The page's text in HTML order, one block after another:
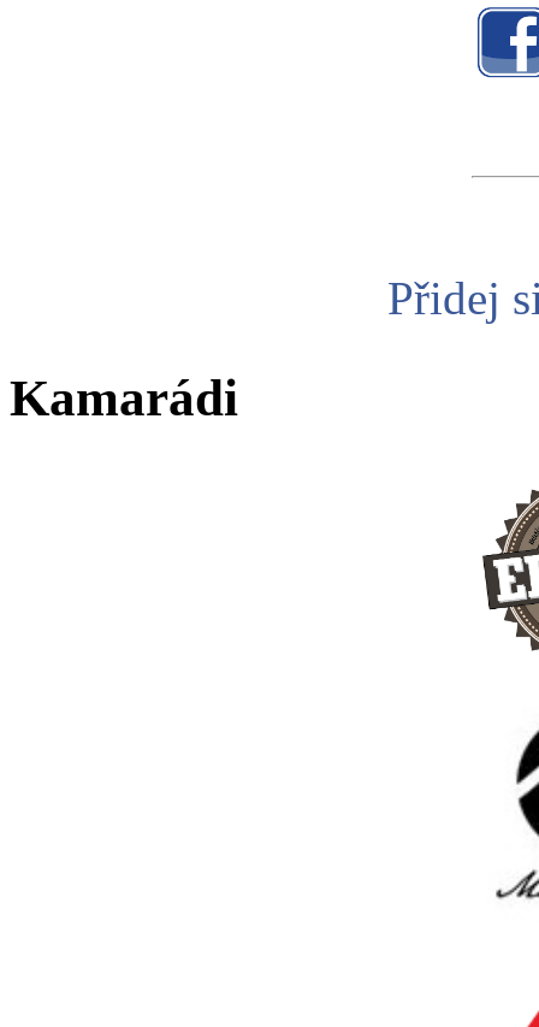
Přidej
Kamarádi